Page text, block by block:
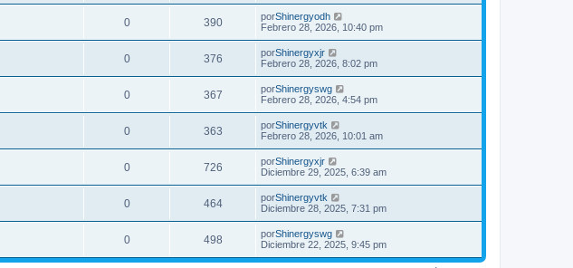
0 390 porShinergyodh
Febrero 28, 2026, 10:40 pm
0 376 porShinergyxjr
Febrero 28, 2026, 8:02 pm
0 367 porShinergyswg
Febrero 28, 2026, 4:54 pm
0 363 porShinergyvtk
Febrero 28, 2026, 10:01 am
0 726 porShinergyxjr
Diciembre 29, 2025, 6:39 am
0 464 porShinergyvtk
Diciembre 28, 2025, 7:31 pm
0 498 porShinergyswg
Diciembre 22, 2025, 9:45 pm